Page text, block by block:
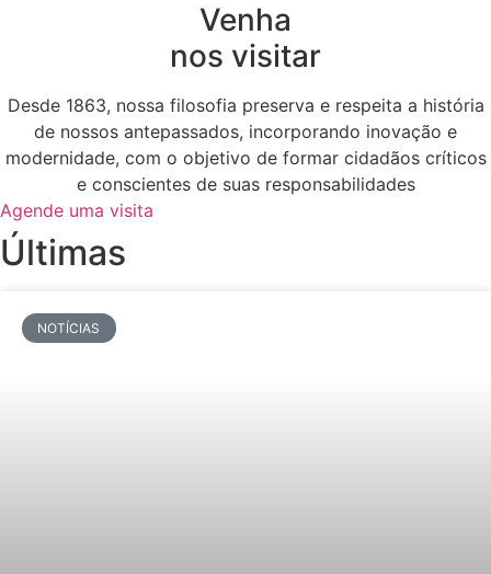
Venha
nos visitar
Desde 1863, nossa filosofia preserva e respeita a história
de nossos antepassados, incorporando inovação e
modernidade, com o objetivo de formar cidadãos críticos
e conscientes de suas responsabilidades
Agende uma visita
Últimas
NOTÍCIAS